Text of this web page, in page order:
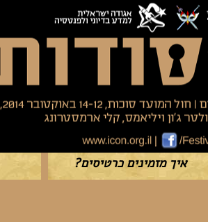
איך מזמינים כרטיסים?